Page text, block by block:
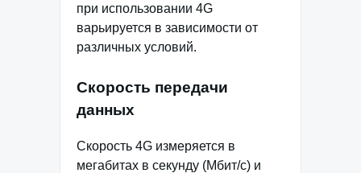
при использовании 4G
варьируется в зависимости от
различных условий.
Скорость передачи
данных
Скорость 4G измеряется в
мегабитах в секунду (Мбит/с) и